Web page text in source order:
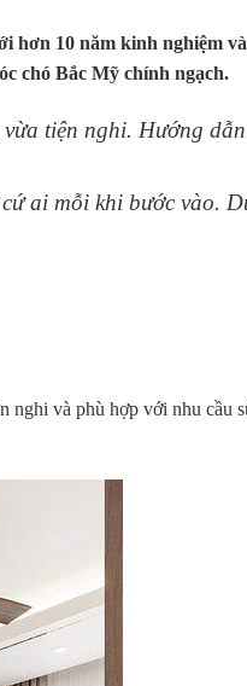
hơn 10 năm kinh nghiệm và
chó Bắc Mỹ chính ngạch.
tiện nghi. Hướng dẫn
ai mỗi khi bước vào.
nghi và phù hợp với nhu cầu